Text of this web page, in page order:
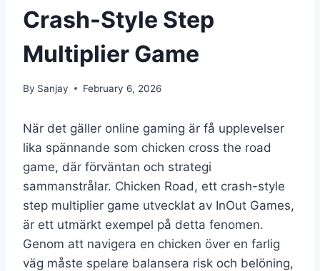
Crash-Style Step
Multiplier Game
By Sanjay February 6, 2026
När det gäller online gaming är få upplevelser
lika spännande som chicken cross the road
game, där förväntan och strategi
sammanstrålar. Chicken Road, ett crash-style
step multiplier game utvecklat av InOut Games,
är ett utmärkt exempel på detta fenomen.
Genom att navigera en chicken över en farlig
väg måste spelare balansera risk och belöning,